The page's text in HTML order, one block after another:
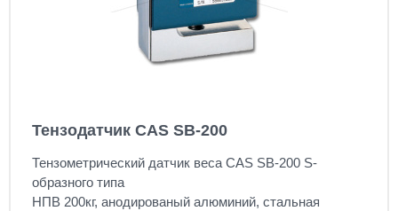
Тензодатчик CAS SB-200
Тензометрический датчик веса CAS SB-200 S-
образного типа
НПВ 200кг, анодированый алюминий, стальная